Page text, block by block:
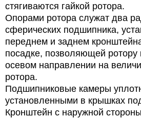
стягиваются гайкой ротора.
Опорами ротора служат два
сферических подшипника,
переднем и заднем
посадке, позволяющей
осевом направлении на
ротора.
Подшипниковые камеры
установленными в крышках
Кронштейн с наружной